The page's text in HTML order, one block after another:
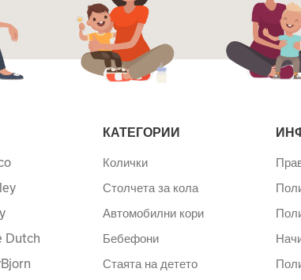
Dutch
КАТЕГОРИИ
Колички
Столчета за кола
Автомобилни кори
Бебефони
Стаята на детето